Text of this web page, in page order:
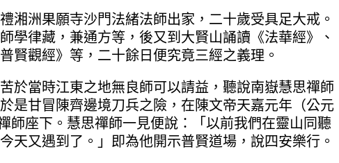
湘洲果願寺沙門法緒法師出家，二十歲受具足大戒。
學律藏，兼通方等，後又到大賢山誦讀《法華經》、
賢觀經》等，二十餘日便究竟三經之義理。
於當時江東之地無良師可以請益，聽說南嶽慧思禪師
是甘冒陳齊邊境刀兵之險，在陳文帝天嘉元年（公元
師座下。慧思禪師一見便說：「以前我們在靈山同聽
天又遇到了。」即為他開示普賢道場，說四安樂行。